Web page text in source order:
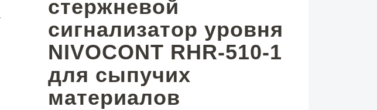
стержневой
сигнализатор уровня
NIVOCONT RHR-510-1
для сыпучих
материалов